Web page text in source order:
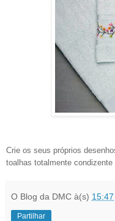
Crie os seus próprios
toalhas totalmente
O Blog da DMC à(s) 15:47
Partilhar